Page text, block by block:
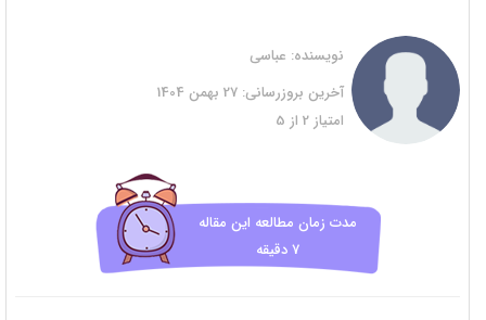
نویسنده: عباسی
آخرین بروزرسانی:
امتیاز 2 از 5
مدت زمان مطالعه این مقاله
7 دقیقه